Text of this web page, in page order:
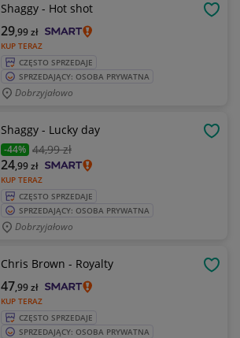
Shaggy - Hot shot
KUP TERAZ
29,99zł
CZĘSTO SPRZEDAJE
SPRZEDAJĄCY: OSOBA PRYWATNA
Dobrzyjałowo
Shaggy - Lucky day
-44% 44,99 zł
KUP TERAZ
24,99zł
CZĘSTO SPRZEDAJE
SPRZEDAJĄCY: OSOBA PRYWATNA
Dobrzyjałowo
Chris Brown - Royalty
KUP TERAZ
47,99zł
CZĘSTO SPRZEDAJE
SPRZEDAJĄCY: OSOBA PRYWATNA